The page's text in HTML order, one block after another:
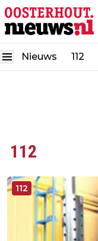
Nieuws 112
112
112